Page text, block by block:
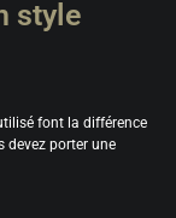
style
font la différence
devez porter une